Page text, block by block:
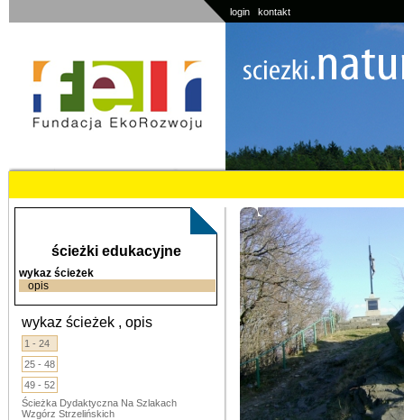
login kontakt
ścieżki edukacyjne
wykaz ścieżek
opis
wykaz ścieżek , opis
1 - 24
25 - 48
49 - 52
Ścieżka Dydaktyczna Na Szlakach
Wzgórz Strzelińskich